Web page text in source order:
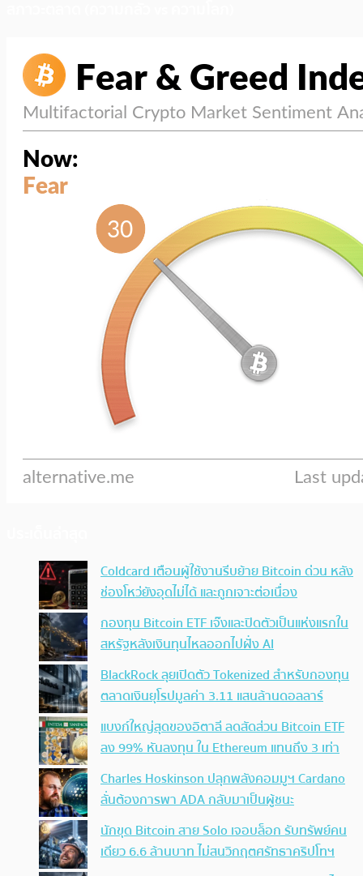
Coldcard เตือนผู้ใช้งานรีบย้าย Bitcoin ด่วน หลัง
ช่องโหว่ยังอุดไม่ได้ และถูกเจาะต่อเนื่อง
กองทุน Bitcoin ETF เจ๊งและปิดตัวเป็นแห่งแรกใน
สหรัฐหลังเงินทุนไหลออกไปฝั่ง AI
BlackRock ลุยเปิดตัว Tokenized สำหรับกองทุน
ตลาดเงินยุโรปมูลค่า 3.11 แสนล้านดอลลาร์
แบงก์ใหญ่สุดของอิตาลี ลดสัดส่วน Bitcoin ETF
ลง 99% หันลงทุน ใน Ethereum แทนถึง 3 เท่า
Charles Hoskinson ปลุกพลังคอมมูฯ Cardano
ลั่นต้องการพา ADA กลับมาเป็นผู้ชนะ
นักขุด Bitcoin สาย Solo เจอบล็อก รับทรัพย์คน
เดียว 6.6 ล้านบาท ไม่สนวิกฤตศรัทธาคริปโทฯ